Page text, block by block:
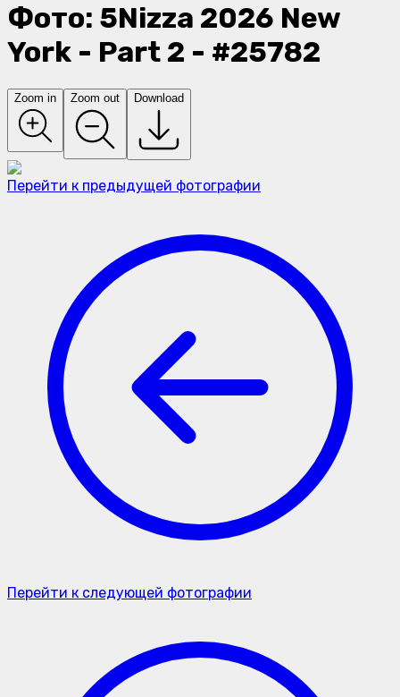
Фото: 5Nizza 2026 New
York - Part 2 - #25782
Zoom in Zoom out Download
Перейти к предыдущей фотографии
Перейти к следующей фотографии